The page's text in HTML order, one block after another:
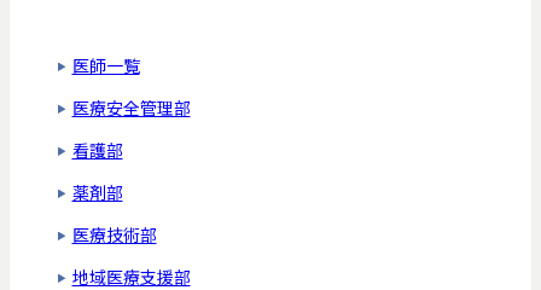
医師一覧
医療安全管理部
看護部
薬剤部
医療技術部
地域医療支援部